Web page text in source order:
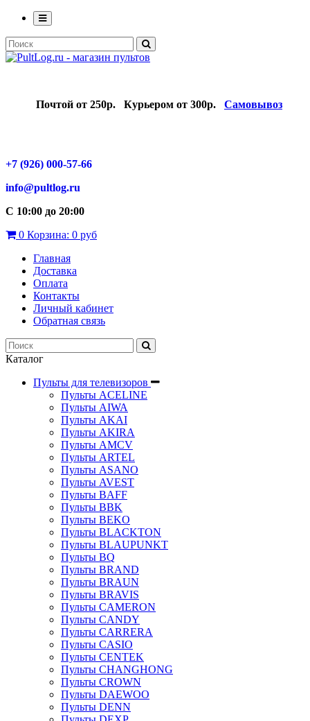
Почтой от 250р. Курьером от 300р. Самовывоз
+7 (926) 000-57-66
info@pultlog.ru
С 10:00 до 20:00
0 Корзина: 0 руб
Главная
Доставка
Оплата
Контакты
Личный кабинет
Обратная связь
Каталог
Пульты для телевизоров
Пульты ACELINE
Пульты AIWA
Пульты AKAI
Пульты AKIRA
Пульты AMCV
Пульты ARTEL
Пульты ASANO
Пульты AVEST
Пульты BAFF
Пульты BBK
Пульты BEKO
Пульты BLACKTON
Пульты BLAUPUNKT
Пульты BQ
Пульты BRAND
Пульты BRAUN
Пульты BRAVIS
Пульты CAMERON
Пульты CANDY
Пульты CARRERA
Пульты CASIO
Пульты CENTEK
Пульты CHANGHONG
Пульты CROWN
Пульты DAEWOO
Пульты DENN